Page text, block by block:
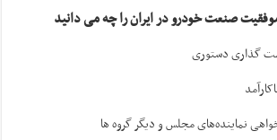
صنعت خودرو در ایران را چه می دانید
گذاری دستوری
نماینده‌های مجلس و دیگر گروه ها